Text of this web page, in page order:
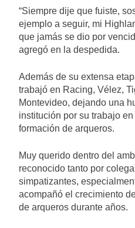
“Siempre dije que fuiste,
ejemplo a seguir, mi
que jamás se dio por
agregó en la despedida.
Además de su extensa
trabajó en Racing, Vélez,
Montevideo, dejando una
institución por su trabajo
formación de arqueros.
Muy querido dentro del
reconocido tanto por
simpatizantes,
acompañó el crecimiento
de arqueros durante años.